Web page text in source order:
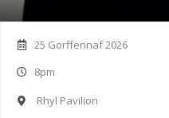
25 Gorffennaf 2026
8pm
Rhyl Pavilion